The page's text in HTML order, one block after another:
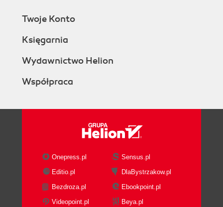
Twoje Konto
Księgarnia
Wydawnictwo Helion
Współpraca
Onepress.pl
Sensus.pl
Editio.pl
DlaBystrzakow.pl
Bezdroza.pl
Ebookpoint.pl
Videopoint.pl
Beya.pl